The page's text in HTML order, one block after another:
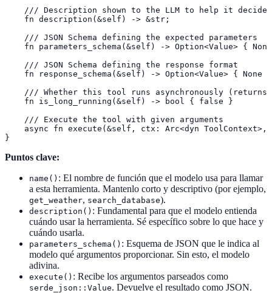
/// Description shown to the LLM to help it decide
    fn description(&self) -> &str;
    /// JSON Schema defining the expected parameters
fn parameters_schema(&self) -> Option<Value> {
    /// JSON Schema defining the response format
    fn response_schema(&self) -> Option<Value> { None }
/// Whether this tool runs asynchronously (returns
    fn is_long_running(&self) -> bool { false }
    /// Execute the tool with given arguments
async fn execute(&self, ctx: Arc<dyn
}
Puntos clave:
name() : El nombre de función que el modelo usa para llamar
a esta herramienta. Mantenlo corto y descriptivo (por ejemplo,
get_weather, search_database).
description() : Fundamental para que el modelo entienda
cuándo usar la herramienta. Sé específico sobre lo que hace y
cuándo usarla.
parameters_schema() : Esquema de JSON que le indica al
modelo qué argumentos proporcionar. Sin esto, el modelo
adivina.
execute() : Recibe los argumentos parseados como
serde_json::Value. Devuelve el resultado como JSON.